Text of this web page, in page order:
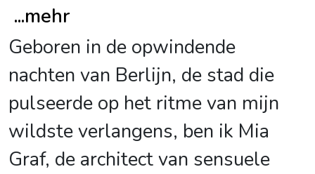
...mehr
Geboren in de opwindende
nachten van Berlijn, de stad die
pulseerde op het ritme van mijn
wildste verlangens, ben ik Mia
Graf, de architect van sensuele